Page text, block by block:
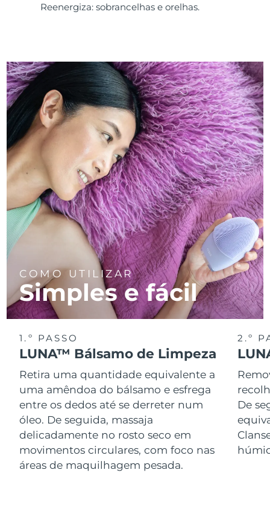
Reenergiza: sobrancelhas e orelhas.
COMO UTILIZAR
Simples e fácil
1.º PASSO
LUNA™ Bálsamo de Limpeza
Retira uma quantidade equivalente a
uma amêndoa do bálsamo e esfrega
entre os dedos até se derreter num
óleo. De seguida, massaja
delicadamente no rosto seco em
movimentos circulares, com foco nas
áreas de maquilhagem pesada.
2.º
De